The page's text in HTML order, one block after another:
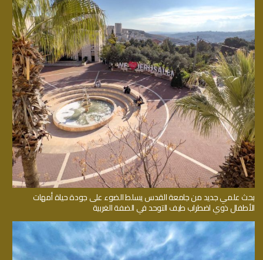
بحث علمي جديد من جامعة القدس يسلط الضوء على جودة حياة أمهات
الأطفال ذوي اضطراب طيف التوحد في الضفة الغربية